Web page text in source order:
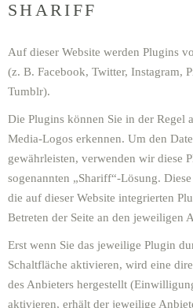
SHARIFF
Auf dieser Website werden Plugins
(z. B. Facebook, Twitter, Instagram,
Tumblr).
Die Plugins können Sie in der Regel
Media-Logos erkennen. Um den
gewährleisten, verwenden wir diese
sogenannten „Shariff“-Lösung.
die auf dieser Website integrierten
Betreten der Seite an den jeweiligen
Erst wenn Sie das jeweilige Plugin
Schaltfläche aktivieren, wird eine
des Anbieters hergestellt
aktivieren, erhält der jeweilige